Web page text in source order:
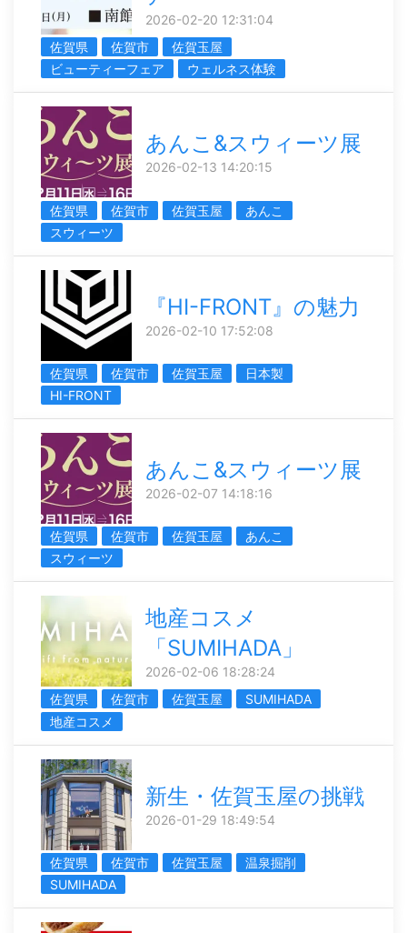
2026-02-20 12:31:04
佐賀県
佐賀市
佐賀玉屋
ビューティーフェア
ウェルネス体験
あんこ&スウィーツ展
2026-02-13 14:20:15
佐賀県 佐賀市 佐賀玉屋
あんこ
スウィーツ
『HI-FRONT』の魅力
2026-02-10 17:52:08
佐賀県 佐賀市 佐賀玉屋
日本製
HI-FRONT
あんこ&スウィーツ展
2026-02-07 14:18:16
佐賀県 佐賀市 佐賀玉屋
あんこ
スウィーツ
地産コスメ
「SUMIHADA」
2026-02-06 18:28:24
佐賀県
佐賀市 佐賀玉屋
SUMIHADA
地産コスメ
新生・佐賀玉屋の挑戦
2026-01-29 18:49:54
佐賀県 佐賀市 佐賀玉屋
温泉掘削
SUMIHADA